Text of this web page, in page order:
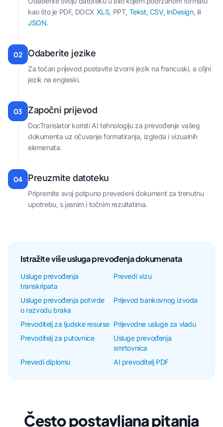
kao što je PDF, DOCX XLS, PPT, Tekst, CSV, InDesign, ili
JSON.
02 Odaberite jezike
Za točan prijevod postavite izvorni jezik na francuski, a ciljni
jezik na engleski.
03 Započni prijevod
DocTranslator koristi AI tehnologiju za prevođenje vašeg
dokumenta uz očuvanje formatiranja, izgleda i vizualnih
elemenata.
04 Preuzmite datoteku
Pripremite svoj potpuno prevedeni dokument za trenutnu
upotrebu, s jasnim i točnim rezultatima.
Istražite više usluga prevođenja dokumenata
Usluge prevođenja
transkripata
Prevedi vizu
Usluge prevođenja potvrde
o razvodu braka
Prijevod bankovnog izvoda
Prevoditelj za ljudske resurse Prijevodne usluge za vladu
Prevoditelj za putovnice
Usluge prevođenja
smrtovnica
Prevedi diplomu
AI prevoditelj PDF
Često postavljana pitanja